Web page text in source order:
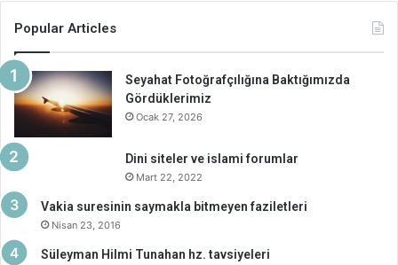
Popular Articles
Seyahat Fotoğrafçılığına Baktığımızda
Gördüklerimiz
Ocak 27, 2026
Dini siteler ve islami forumlar
Mart 22, 2022
Vakia suresinin saymakla bitmeyen faziletleri
Nisan 23, 2016
Süleyman Hilmi Tunahan hz. tavsiyeleri